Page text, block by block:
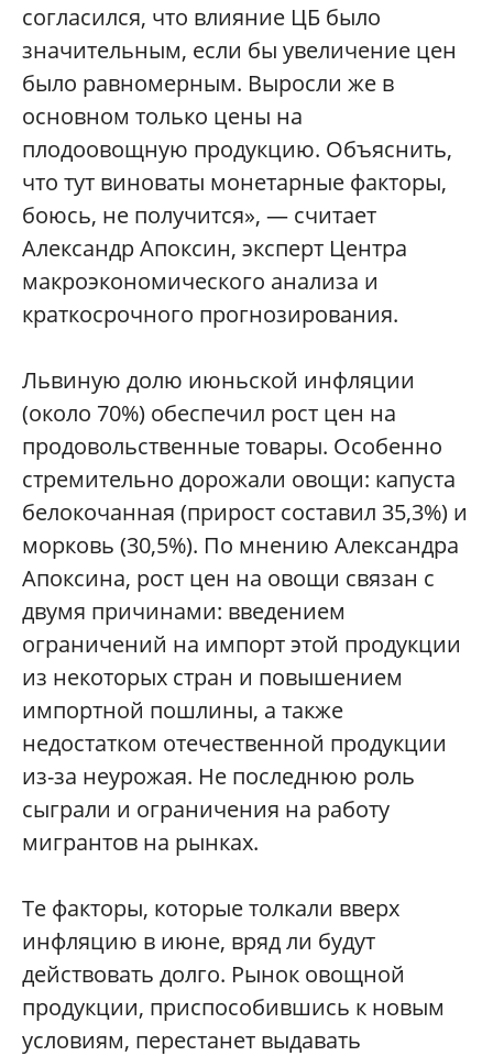
согласился, что влияние ЦБ было
значительным, если бы увеличение цен
было равномерным. Выросли же в
основном только цены на
плодоовощную продукцию. Объяснить,
что тут виноваты монетарные факторы,
боюсь, не получится», — считает
Александр Апоксин, эксперт Центра
макроэкономического анализа и
краткосрочного прогнозирования.
Львиную долю июньской инфляции
(около 70%) обеспечил рост цен на
продовольственные товары. Особенно
стремительно дорожали овощи: капуста
белокочанная (прирост составил 35,3%) и
морковь (30,5%). По мнению Александра
Апоксина, рост цен на овощи связан с
двумя причинами: введением
ограничений на импорт этой продукции
из некоторых стран и повышением
импортной пошлины, а также
недостатком отечественной продукции
из-за неурожая. Не последнюю роль
сыграли и ограничения на работу
мигрантов на рынках.
Те факторы, которые толкали вверх
инфляцию в июне, вряд ли будут
действовать долго. Рынок овощной
продукции, приспособившись к новым
условиям, перестанет выдавать